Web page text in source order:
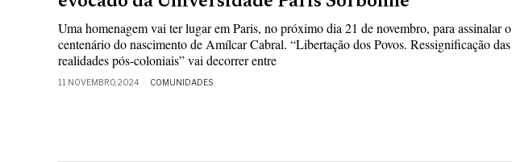
Uma homenagem vai ter lugar em Paris, no próximo dia 21 de novembro, para assinalar o
centenário do nascimento de Amílcar Cabral. “Libertação dos Povos. Ressignificação das
realidades pós-coloniais” vai decorrer entre
11 NOVEMBRO, 2024 COMUNIDADES